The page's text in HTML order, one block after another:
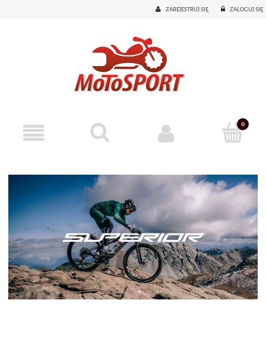
ZAREJESTRUJ SIĘ ZALOGUJ SIĘ